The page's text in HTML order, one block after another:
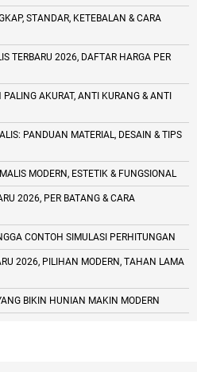
STANDAR, KETEBALAN & CARA
TERBARU 2026, DAFTAR HARGA PER
AKURAT, ANTI KURANG & ANTI
PANDUAN MATERIAL, DESAIN & TIPS
MODERN, ESTETIK & FUNGSIONAL
2026, PER BATANG & CARA
CONTOH SIMULASI PERHITUNGAN
2026, PILIHAN MODERN, TAHAN LAMA
BIKIN HUNIAN MAKIN MODERN